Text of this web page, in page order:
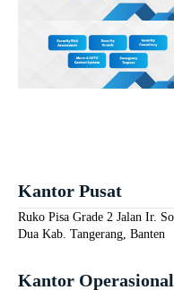
Kantor Pusat
Ruko Pisa Grade 2 Jalan Ir.
Dua Kab. Tangerang, Banten
Kantor Operasional